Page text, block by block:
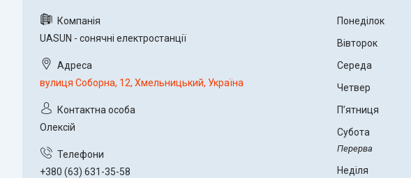
UASUN - сонячні електростанції
вулиця Соборна, 12, Хмельницький, Україна
Олексій
+380 (63) 631-35-58
Понеділок
Вівторок
Середа
Четвер
Пʼятниця
Субота
Неділя